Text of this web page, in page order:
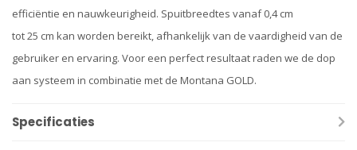
efficiëntie en nauwkeurigheid. Spuitbreedtes vanaf 0,4 cm
tot 25 cm kan worden bereikt, afhankelijk van de vaardigheid van de
gebruiker en ervaring. Voor een perfect resultaat raden we de dop
aan systeem in combinatie met de Montana GOLD.
Specificaties